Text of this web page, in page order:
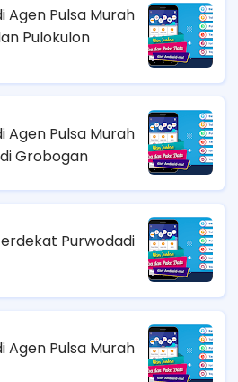
Agen Pulsa Murah
Pulokulon
Agen Pulsa Murah
Grobogan
Purwodadi
Agen Pulsa Murah